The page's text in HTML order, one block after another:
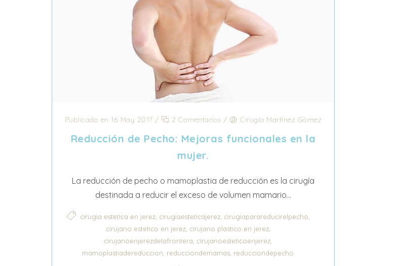
Publicado en 16 May 2017 / 2 Comentarios / Cirugía Martínez Gómez
Reducción de Pecho: Mejoras funcionales en la
mujer.
La reducción de pecho o mamoplastia de reducción es la cirugía
destinada a reducir el exceso de volumen mamario...
cirugia estetica en jerez, cirugiaesteticajerez, cirugiaparareducirelpecho,
cirujano estetico en jerez, cirujano plastico en jerez,
cirujanoenjerezdelafrontera, cirujanoesteticoenjerez,
mamoplastiadereduccion, reducciondemamas, reducciondepecho